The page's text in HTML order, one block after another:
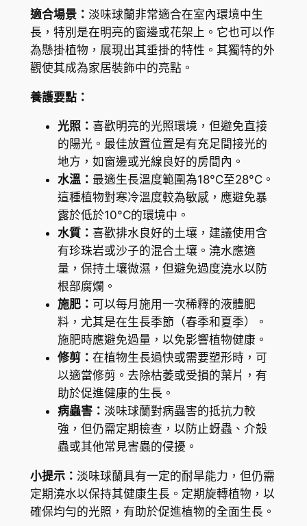
2
1
2
c
a
l
l
s
適合場景： 淡味球蘭非常適合在室內環境中生
長，特別是在明亮的窗邊或花架上。它也可以作
為懸掛植物，展現出其垂掛的特性。其獨特的外
觀使其成為家居裝飾中的亮點。
養護要點：
光照： 喜歡明亮的光照環境，但避免直接
的陽光。最佳放置位置是有充足間接光的
地方，如窗邊或光線良好的房間內。
水溫： 最適生長溫度範圍為18°C至28°C。
這種植物對寒冷溫度較為敏感，應避免暴
露於低於10°C的環境中。
水質： 喜歡排水良好的土壤，建議使用含
有珍珠岩或沙子的混合土壤。澆水應適
量，保持土壤微濕，但避免過度澆水以防
根部腐爛。
施肥： 可以每月施用一次稀釋的液體肥
料，尤其是在生長季節（春季和夏季）。
施肥時應避免過量，以免影響植物健康。
修剪： 在植物生長過快或需要塑形時，可
以適當修剪。去除枯萎或受損的葉片，有
助於促進健康的生長。
病蟲害： 淡味球蘭對病蟲害的抵抗力較
強，但仍需定期檢查，以防止蚜蟲、介殼
蟲或其他常見害蟲的侵擾。
小提示： 淡味球蘭具有一定的耐旱能力，但仍需
定期澆水以保持其健康生長。定期旋轉植物，以
確保均勻的光照，有助於促進植物的全面生長。